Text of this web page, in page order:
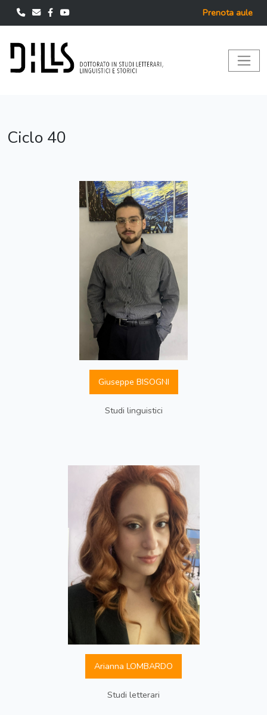
Prenota aule
Ciclo 40
Giuseppe BISOGNI
Studi linguistici
Arianna LOMBARDO
Studi letterari